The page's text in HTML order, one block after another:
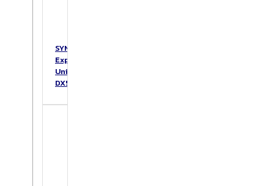
SYNOLOGY
Expansion
Unit
DX517